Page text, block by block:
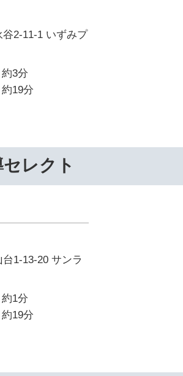
2-11-1 いずみプ
3分
19分
レクト
1-13-20 サンラ
1分
19分